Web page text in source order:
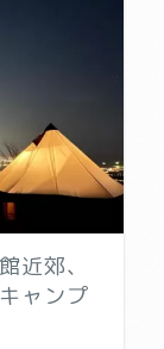
近郊、
ャンプ